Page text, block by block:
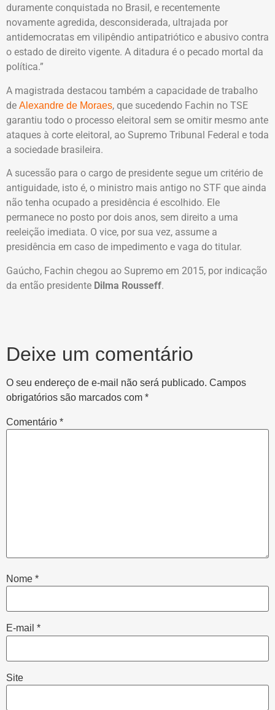
duramente conquistada no Brasil, e recentemente
novamente agredida, desconsiderada, ultrajada por
antidemocratas em vilipêndio antipatriótico e abusivo contra
o estado de direito vigente. A ditadura é o pecado mortal da
política.”
A magistrada destacou também a capacidade de trabalho
de Alexandre de Moraes, que sucedendo Fachin no TSE
garantiu todo o processo eleitoral sem se omitir mesmo ante
ataques à corte eleitoral, ao Supremo Tribunal Federal e toda
a sociedade brasileira.
A sucessão para o cargo de presidente segue um critério de
antiguidade, isto é, o ministro mais antigo no STF que ainda
não tenha ocupado a presidência é escolhido. Ele
permanece no posto por dois anos, sem direito a uma
reeleição imediata. O vice, por sua vez, assume a
presidência em caso de impedimento e vaga do titular.
Gaúcho, Fachin chegou ao Supremo em 2015, por indicação
da então presidente Dilma Rousseff.
Deixe um comentário
O seu endereço de e-mail não será publicado. Campos
obrigatórios são marcados com *
Comentário *
Nome *
E-mail *
Site